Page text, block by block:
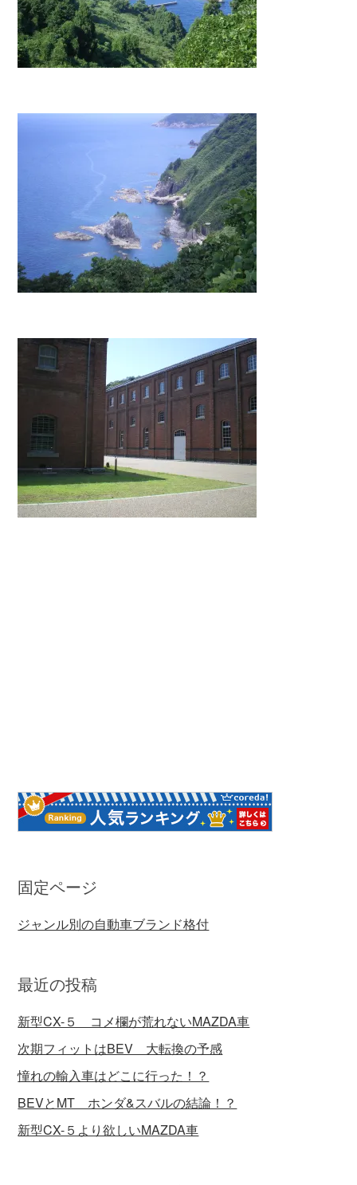
固定ページ
ジャンル別の自動車ブランド格付
最近の投稿
新型CX-５ コメ欄が荒れないMAZDA車
次期フィットはBEV 大転換の予感
憧れの輸入車はどこに行った！？
BEVとMT ホンダ&スバルの結論！？
新型CX-５より欲しいMAZDA車